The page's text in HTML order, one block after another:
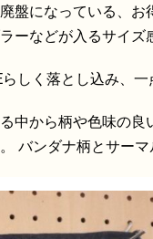
盤になっている、
ーなどが入るサイ
しく落とし込み、
中から柄や色味の
バンダナ柄とサー